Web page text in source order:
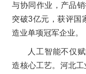
与协同作业，产品
突破3亿元，获评国
造业单项冠军企业。
人工智能不仅
造核心工艺。河北工